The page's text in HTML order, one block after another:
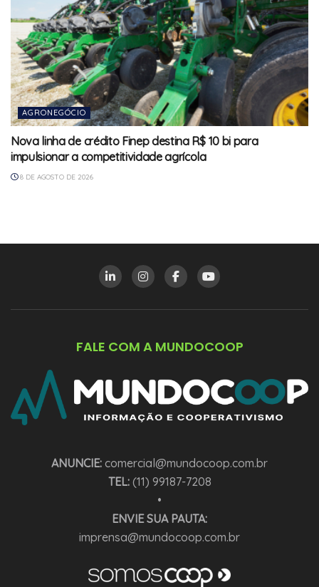
AGRONEGÓCIO
Nova linha de crédito Finep destina R$ 10 bi para
impulsionar a competitividade agrícola
8 DE AGOSTO DE 2026
FALE COM A MUNDOCOOP
ANUNCIE: comercial@mundocoop.com.br
TEL:(11) 99187-7208
•
ENVIE SUA PAUTA:
imprensa@mundocoop.com.br